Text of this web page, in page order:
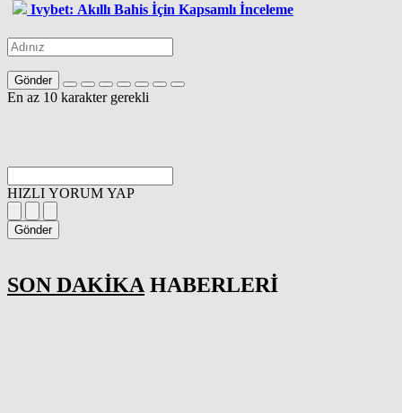
Ivybet: Akıllı Bahis İçin Kapsamlı İnceleme
Gönder
En az 10 karakter gerekli
HIZLI YORUM YAP
Gönder
SON DAKİKA HABERLERİ